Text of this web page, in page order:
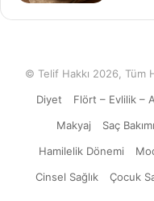
© Telif Hakkı 2026, Tüm
Diyet
Flört – Evlilik –
Makyaj
Saç Bakımı
Hamilelik Dönemi
Cinsel Sağlık
Çocuk